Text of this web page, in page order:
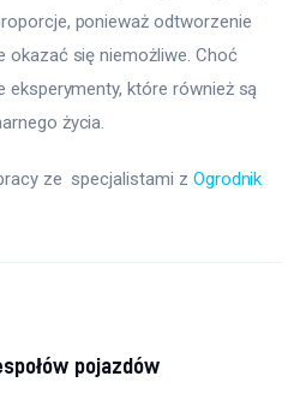
ponieważ odtworzenie
okazać się niemożliwe. Choć
eksperymenty, które również są
życia.
ze  specjalistami z Ogrodnik
pojazdów